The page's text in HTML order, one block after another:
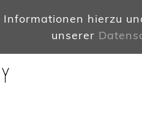
Informationen hierzu
unserer